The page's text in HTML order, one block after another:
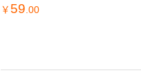
￥ 59 .00